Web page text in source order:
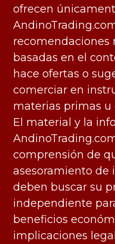
ofrecen
recomendaciones
basadas en el
hace ofertas o
comerciar en
materias primas u
El material y la
comprensión de
asesoramiento de
deben buscar su
independiente
beneficios
implicaciones